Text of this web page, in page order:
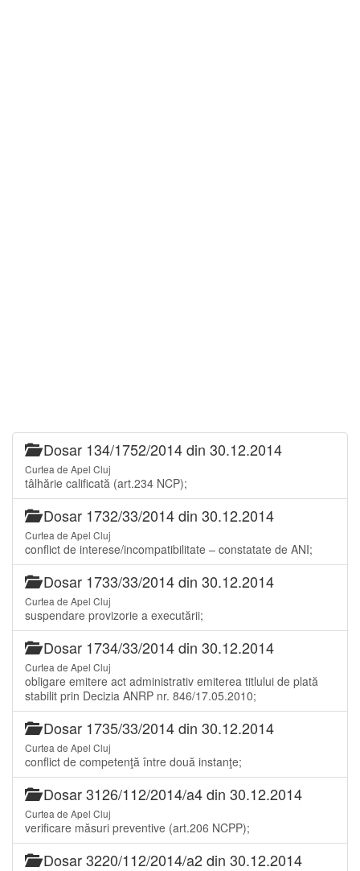
Dosar 134/1752/2014 din 30.12.2014
Curtea de Apel Cluj
tâlhărie calificată (art.234 NCP);
Dosar 1732/33/2014 din 30.12.2014
Curtea de Apel Cluj
conflict de interese/incompatibilitate – constatate de ANI;
Dosar 1733/33/2014 din 30.12.2014
Curtea de Apel Cluj
suspendare provizorie a executării;
Dosar 1734/33/2014 din 30.12.2014
Curtea de Apel Cluj
obligare emitere act administrativ emiterea titlului de plată
stabilit prin Decizia ANRP nr. 846/17.05.2010;
Dosar 1735/33/2014 din 30.12.2014
Curtea de Apel Cluj
conflict de competenţă între două instanţe;
Dosar 3126/112/2014/a4 din 30.12.2014
Curtea de Apel Cluj
verificare măsuri preventive (art.206 NCPP);
Dosar 3220/112/2014/a2 din 30.12.2014